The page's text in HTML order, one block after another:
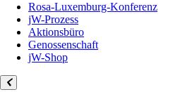
Rosa-Luxemburg-Konferenz
jW-Prozess
Aktionsbüro
Genossenschaft
jW-Shop